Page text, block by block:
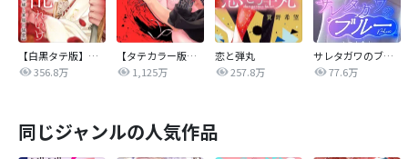
【白黒タテ版】孕むまで乱れいけ～身代わり花嫁と軍服の猛愛
356.8万
【タテカラー版】漣蒼士に処女を捧ぐ～さあ、じっくり愛でましょうか
1,125万
恋と弾丸
257.8万
サレタガワのブルー【タテヨミ】
77.6万
同じジャンルの人気作品